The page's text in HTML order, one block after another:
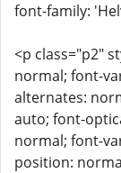
font-family:
<p class="p2"
normal; font-
alternates:
auto; font-
normal; font-
position: